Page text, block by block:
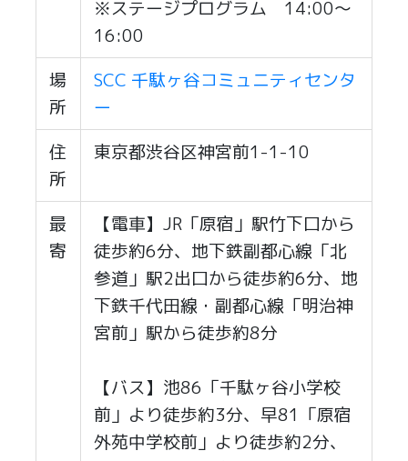
※ステージプログラム 14:00～
16:00
場
所
SCC 千駄ヶ谷コミュニティセンタ
ー
住
所
東京都渋谷区神宮前1-1-10
最
寄
【電車】JR「原宿」駅竹下口から
徒歩約6分、地下鉄副都心線「北
参道」駅2出口から徒歩約6分、地
下鉄千代田線・副都心線「明治神
宮前」駅から徒歩約8分
【バス】池86「千駄ヶ谷小学校
前」より徒歩約3分、早81「原宿
外苑中学校前」より徒歩約2分、